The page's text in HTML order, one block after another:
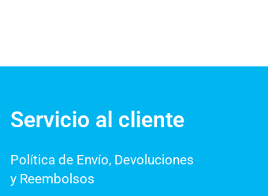
Servicio al cliente
Política de Envío, Devoluciones
y Reembolsos